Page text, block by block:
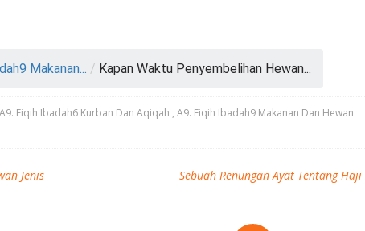
Makanan... / Kapan Waktu Penyembelihan Hewan...
A9. Fiqih Ibadah6 Kurban Dan Aqiqah , A9. Fiqih Ibadah9 Makanan Dan Hewan
Jenis Sebuah Renungan Ayat Tentang Haji